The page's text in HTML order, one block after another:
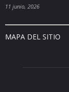
11 junio, 2026
MAPA DEL SITIO